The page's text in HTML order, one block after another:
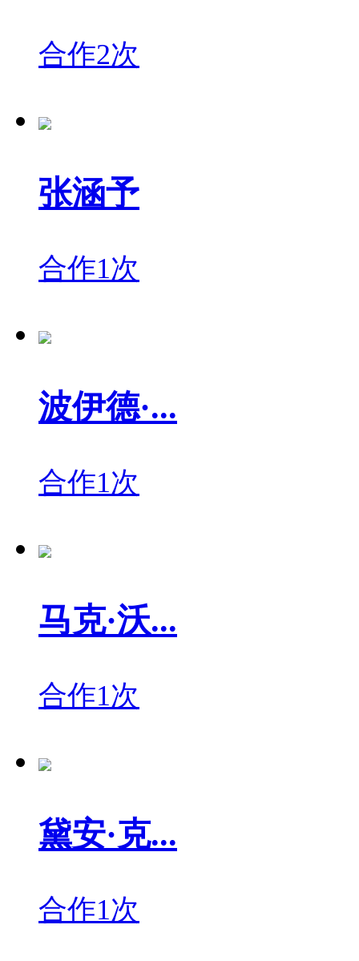
合作2次
张涵予
合作1次
波伊德·...
合作1次
马克·沃...
合作1次
黛安·克...
合作1次